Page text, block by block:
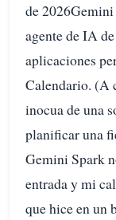
de
agente de IA
aplicaciones
Calendario. (A
inocua de una
planificar una
Gemini Spark
entrada y mi
que hice en un